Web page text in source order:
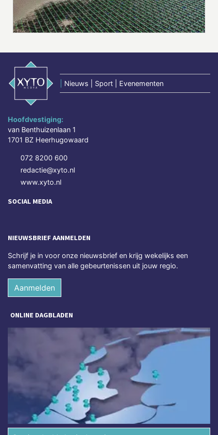
Nieuws | Sport | Evenementen
Hoofdvestiging:
van Benthuizenlaan 1
1701 BZ Heerhugowaard
072 8200 600
redactie@xyto.nl
www.xyto.nl
SOCIAL MEDIA
NIEUWSBRIEF AANMELDEN
Schrijf je in voor onze nieuwsbrief en krijg wekelijks een
samenvatting van alle gebeurtenissen uit jouw regio.
Aanmelden
ONLINE DAGBLADEN